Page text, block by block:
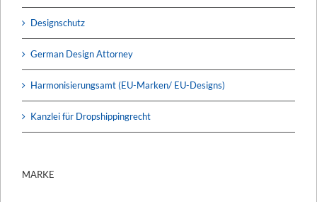
Designschutz
German Design Attorney
Harmonisierungsamt (EU-Marken/ EU-Designs)
Kanzlei für Dropshippingrecht
MARKE